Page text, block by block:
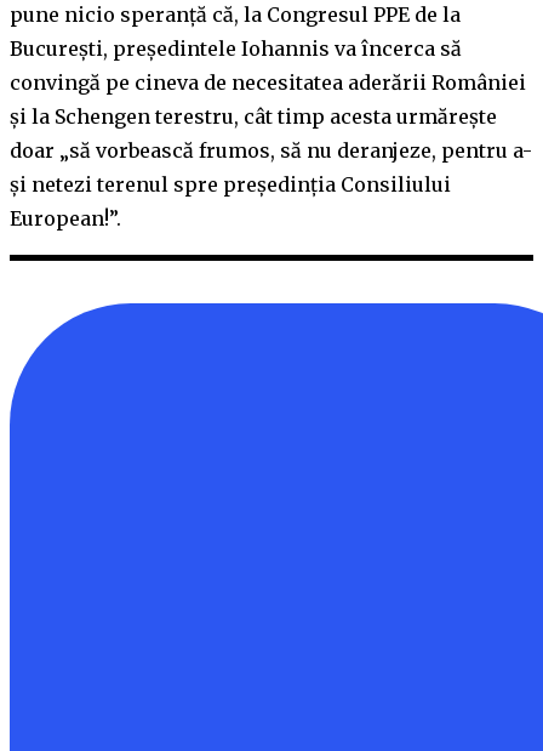
pune nicio speranță că, la Congresul PPE de la
București, președintele Iohannis va încerca să
convingă pe cineva de necesitatea aderării României
și la Schengen terestru, cât timp acesta urmărește
doar „să vorbească frumos, să nu deranjeze, pentru a-
și netezi terenul spre președinția Consiliului
European!”.